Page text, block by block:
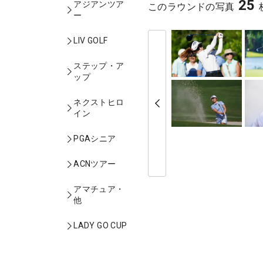
アジアンツア
ー
LIV GOLF
ステップ・ア
ップ
ネクストヒロ
イン
PGAシニア
ACNツアー
アマチュア・
他
LADY GO CUP
このラウンドの写真 25